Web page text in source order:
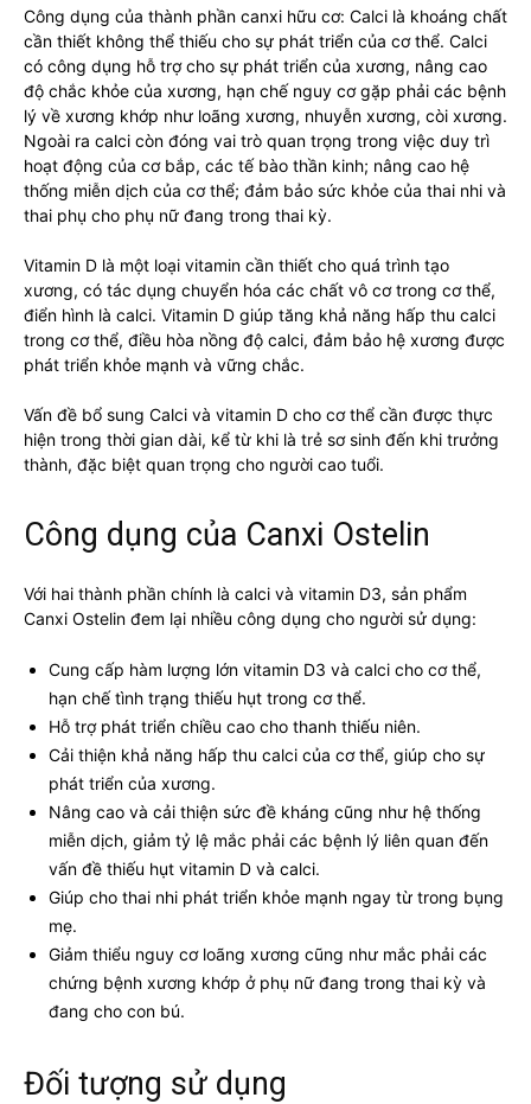
Công dụng của thành phần canxi hữu cơ: Calci là khoáng chất
cần thiết không thể thiếu cho sự phát triển của cơ thể. Calci
có công dụng hỗ trợ cho sự phát triển của xương, nâng cao
độ chắc khỏe của xương, hạn chế nguy cơ gặp phải các bệnh
lý về xương khớp như loãng xương, nhuyễn xương, còi xương.
Ngoài ra calci còn đóng vai trò quan trọng trong việc duy trì
hoạt động của cơ bắp, các tế bào thần kinh; nâng cao hệ
thống miễn dịch của cơ thể; đảm bảo sức khỏe của thai nhi và
thai phụ cho phụ nữ đang trong thai kỳ.
Vitamin D là một loại vitamin cần thiết cho quá trình tạo
xương, có tác dụng chuyển hóa các chất vô cơ trong cơ thể,
điển hình là calci. Vitamin D giúp tăng khả năng hấp thu calci
trong cơ thể, điều hòa nồng độ calci, đảm bảo hệ xương được
phát triển khỏe mạnh và vững chắc.
Vấn đề bổ sung Calci và vitamin D cho cơ thể cần được thực
hiện trong thời gian dài, kể từ khi là trẻ sơ sinh đến khi trưởng
thành, đặc biệt quan trọng cho người cao tuổi.
Công dụng của Canxi Ostelin
Với hai thành phần chính là calci và vitamin D3, sản phẩm
Canxi Ostelin đem lại nhiều công dụng cho người sử dụng:
Cung cấp hàm lượng lớn vitamin D3 và calci cho cơ thể,
hạn chế tình trạng thiếu hụt trong cơ thể.
Hỗ trợ phát triển chiều cao cho thanh thiếu niên.
Cải thiện khả năng hấp thu calci của cơ thể, giúp cho sự
phát triển của xương.
Nâng cao và cải thiện sức đề kháng cũng như hệ thống
miễn dịch, giảm tỷ lệ mắc phải các bệnh lý liên quan đến
vấn đề thiếu hụt vitamin D và calci.
Giúp cho thai nhi phát triển khỏe mạnh ngay từ trong bụng
mẹ.
Giảm thiểu nguy cơ loãng xương cũng như mắc phải các
chứng bệnh xương khớp ở phụ nữ đang trong thai kỳ và
đang cho con bú.
Đối tượng sử dụng